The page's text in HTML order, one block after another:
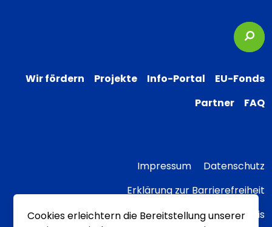
Wir fördern Projekte Info-Portal
EU-Fonds
Partner
FAQ
Impressum
Datenschutz
Erklärung zur Barrierefreiheit
Transparenzhinweis
Cookies erleichtern die Bereitstellung unserer